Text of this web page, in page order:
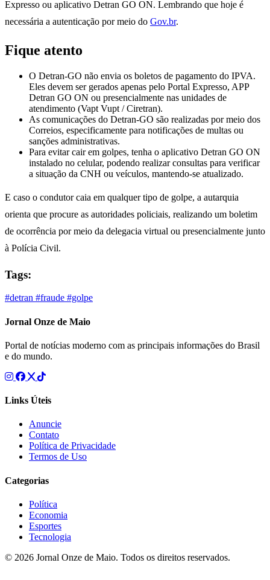
Expresso ou aplicativo Detran GO ON. Lembrando que hoje é
necessária a autenticação por meio do Gov.br.
Fique atento
O Detran-GO não envia os boletos de pagamento do IPVA.
Eles devem ser gerados apenas pelo Portal Expresso, APP
Detran GO ON ou presencialmente nas unidades de
atendimento (Vapt Vupt / Ciretran).
As comunicações do Detran-GO são realizadas por meio dos
Correios, especificamente para notificações de multas ou
sanções administrativas.
Para evitar cair em golpes, tenha o aplicativo Detran GO ON
instalado no celular, podendo realizar consultas para verificar
a situação da CNH ou veículos, mantendo-se atualizado.
E caso o condutor caia em qualquer tipo de golpe, a autarquia
orienta que procure as autoridades policiais, realizando um boletim
de ocorrência por meio da delegacia virtual ou presencialmente junto
à Polícia Civil.
Tags:
#detran #fraude #golpe
Jornal Onze de Maio
Portal de notícias moderno com as principais informações do Brasil
e do mundo.
Links Úteis
Anuncie
Contato
Política de Privacidade
Termos de Uso
Categorias
Política
Economia
Esportes
Tecnologia
© 2026 Jornal Onze de Maio. Todos os direitos reservados.